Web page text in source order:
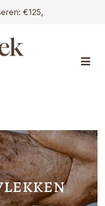
€125,